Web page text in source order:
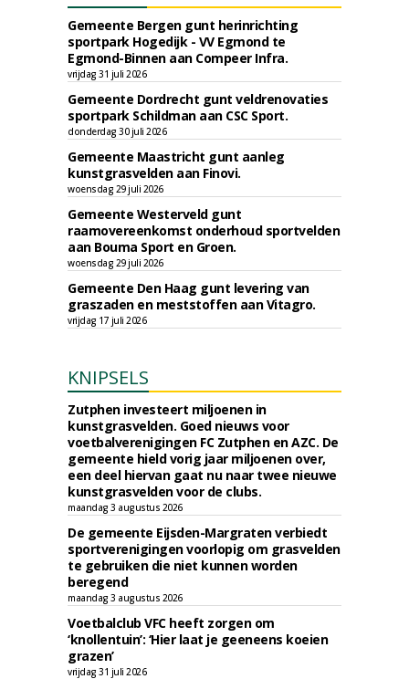
Gemeente Bergen gunt herinrichting
sportpark Hogedijk - VV Egmond te
Egmond-Binnen aan Compeer Infra.
vrijdag 31 juli 2026
Gemeente Dordrecht gunt veldrenovaties
sportpark Schildman aan CSC Sport.
donderdag 30 juli 2026
Gemeente Maastricht gunt aanleg
kunstgrasvelden aan Finovi.
woensdag 29 juli 2026
Gemeente Westerveld gunt
raamovereenkomst onderhoud sportvelden
aan Bouma Sport en Groen.
woensdag 29 juli 2026
Gemeente Den Haag gunt levering van
graszaden en meststoffen aan Vitagro.
vrijdag 17 juli 2026
KNIPSELS
Zutphen investeert miljoenen in
kunstgrasvelden. Goed nieuws voor
voetbalverenigingen FC Zutphen en AZC. De
gemeente hield vorig jaar miljoenen over,
een deel hiervan gaat nu naar twee nieuwe
kunstgrasvelden voor de clubs.
maandag 3 augustus 2026
De gemeente Eijsden-Margraten verbiedt
sportverenigingen voorlopig om grasvelden
te gebruiken die niet kunnen worden
beregend
maandag 3 augustus 2026
Voetbalclub VFC heeft zorgen om
‘knollentuin’: ‘Hier laat je geeneens koeien
grazen’
vrijdag 31 juli 2026